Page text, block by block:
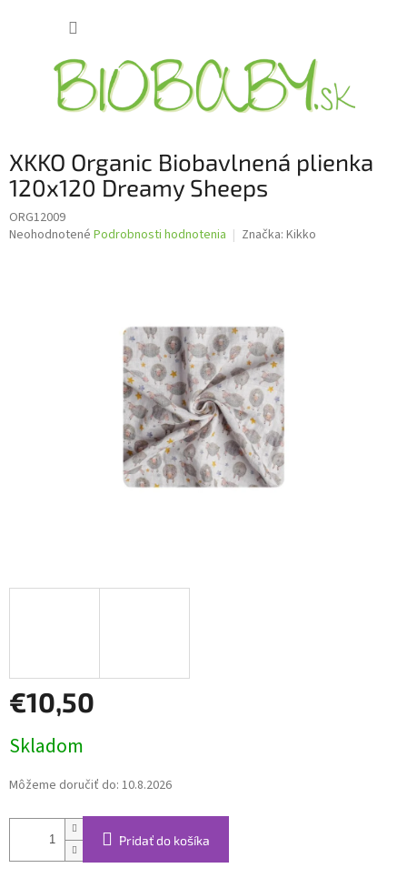
XKKO Organic Biobavlnená plienka
120x120 Dreamy Sheeps
ORG12009
Priemerné
Neohodnotené Podrobnosti hodnotenia Značka: Kikko
€10,50
cena:
Skladom
Môžeme doručiť do: 10.8.2026
Pridať do košíka